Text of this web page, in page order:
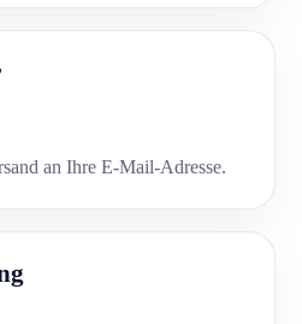
an Ihre E-Mail-Adresse.